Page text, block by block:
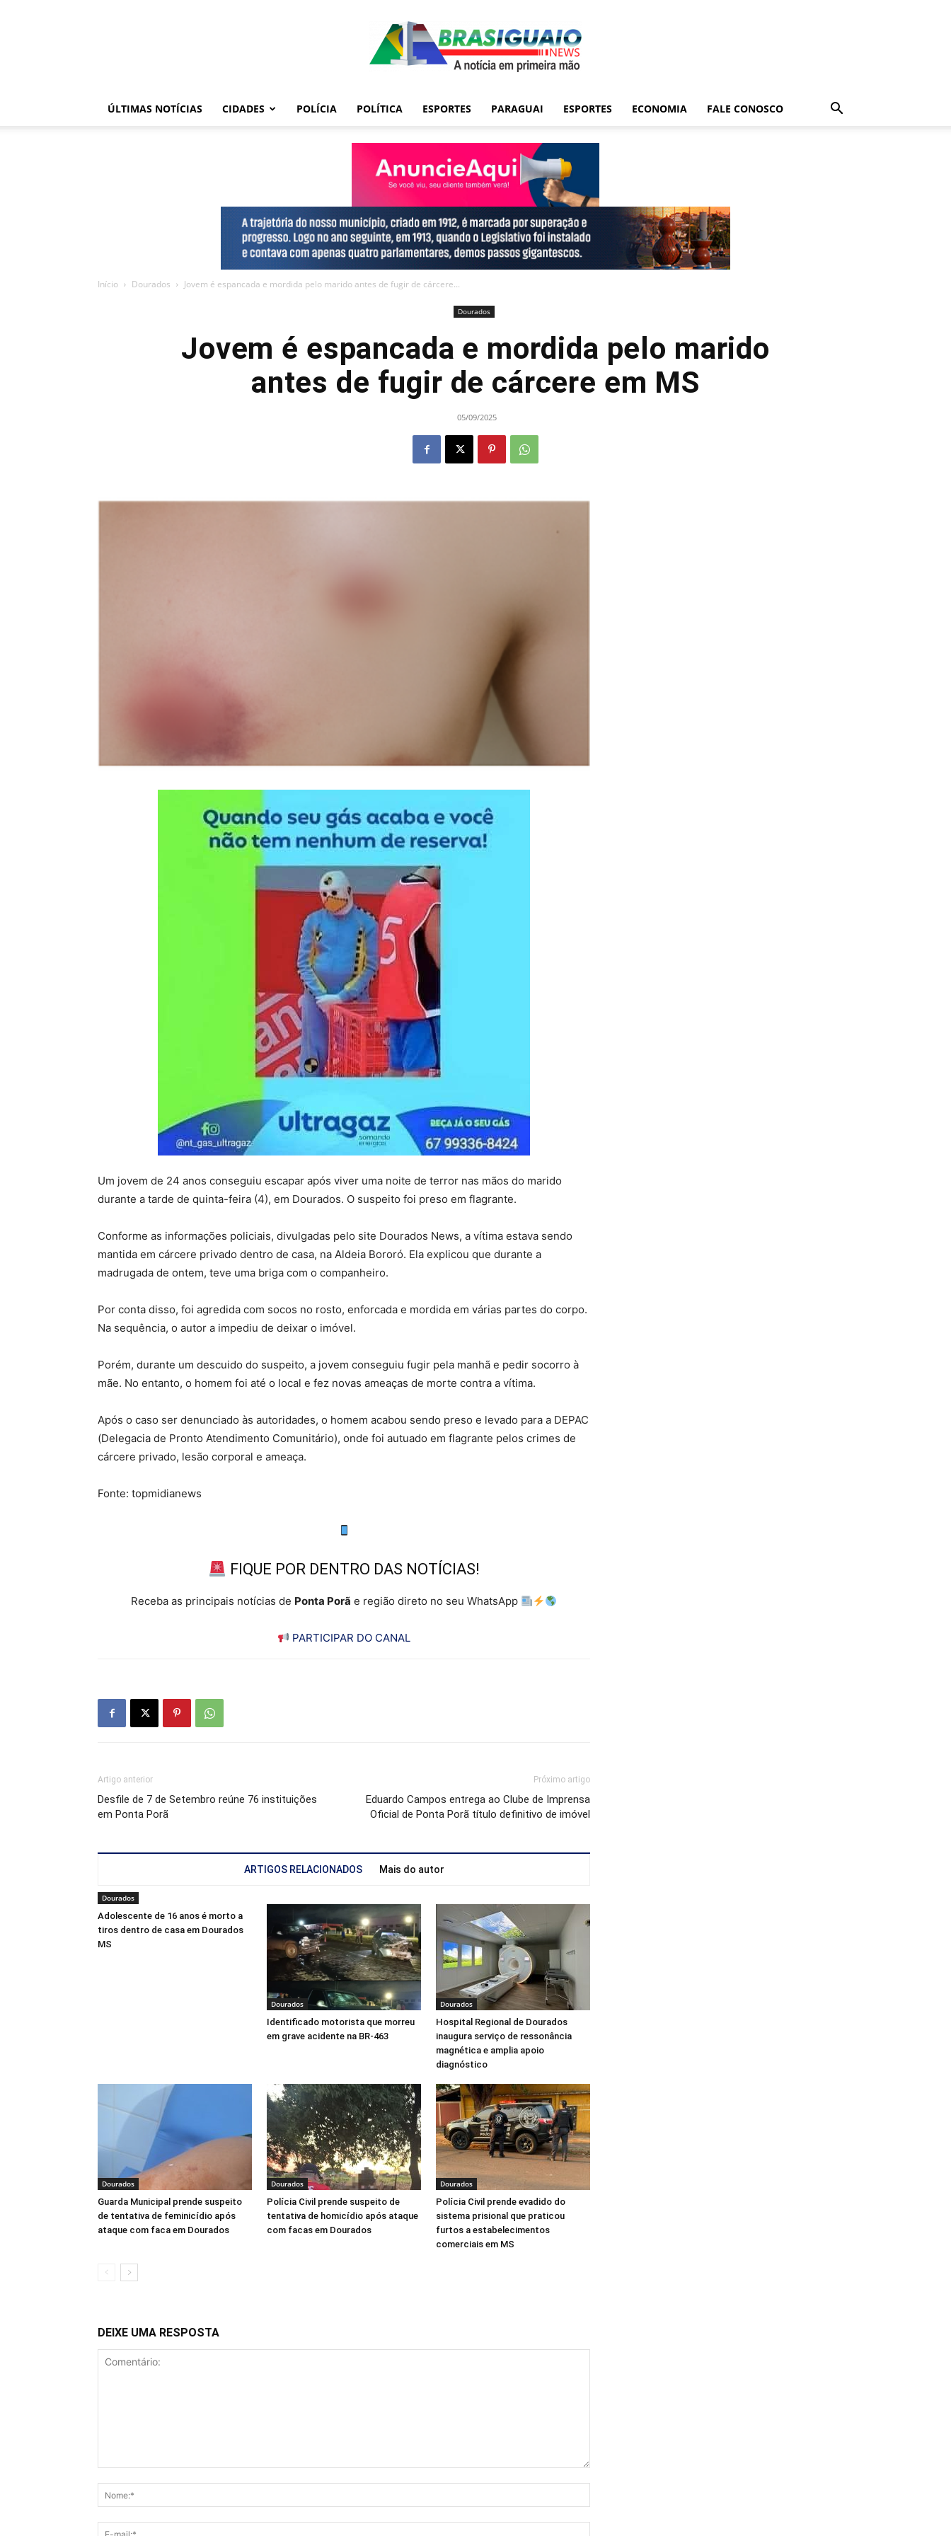
ÚLTIMAS NOTÍCIAS CIDADES POLÍCIA POLÍTICA ESPORTES PARAGUAI ESPORTES ECONOMIA FALE CONOSCO
Início Dourados Jovem é espancada e mordida pelo marido antes de fugir de cárcere...
Dourados
Jovem é espancada e mordida pelo marido
antes de fugir de cárcere em MS
05/09/2025
Um jovem de 24 anos conseguiu escapar após viver uma noite de terror nas mãos do marido
durante a tarde de quinta-feira (4), em Dourados. O suspeito foi preso em flagrante.
Conforme as informações policiais, divulgadas pelo site Dourados News, a vítima estava sendo
mantida em cárcere privado dentro de casa, na Aldeia Bororó. Ela explicou que durante a
madrugada de ontem, teve uma briga com o companheiro.
Por conta disso, foi agredida com socos no rosto, enforcada e mordida em várias partes do corpo.
Na sequência, o autor a impediu de deixar o imóvel.
Porém, durante um descuido do suspeito, a jovem conseguiu fugir pela manhã e pedir socorro à
mãe. No entanto, o homem foi até o local e fez novas ameaças de morte contra a vítima.
Após o caso ser denunciado às autoridades, o homem acabou sendo preso e levado para a DEPAC
(Delegacia de Pronto Atendimento Comunitário), onde foi autuado em flagrante pelos crimes de
cárcere privado, lesão corporal e ameaça.
Fonte: topmidianews
FIQUE POR DENTRO DAS NOTÍCIAS!
Receba as principais notícias de Ponta Porã e região direto no seu WhatsApp
PARTICIPAR DO CANAL
Artigo anterior
Desfile de 7 de Setembro reúne 76 instituições
em Ponta Porã
Próximo artigo
Eduardo Campos entrega ao Clube de Imprensa
Oficial de Ponta Porã título definitivo de imóvel
ARTIGOS RELACIONADOS Mais do autor
Dourados
Adolescente de 16 anos é morto a
tiros dentro de casa em Dourados
MS
Dourados
Identificado motorista que morreu
em grave acidente na BR-463
Dourados
Hospital Regional de Dourados
inaugura serviço de ressonância
magnética e amplia apoio
diagnóstico
Dourados
Guarda Municipal prende suspeito
de tentativa de feminicídio após
ataque com faca em Dourados
Dourados
Polícia Civil prende suspeito de
tentativa de homicídio após ataque
com facas em Dourados
Dourados
Polícia Civil prende evadido do
sistema prisional que praticou
furtos a estabelecimentos
comerciais em MS
DEIXE UMA RESPOSTA